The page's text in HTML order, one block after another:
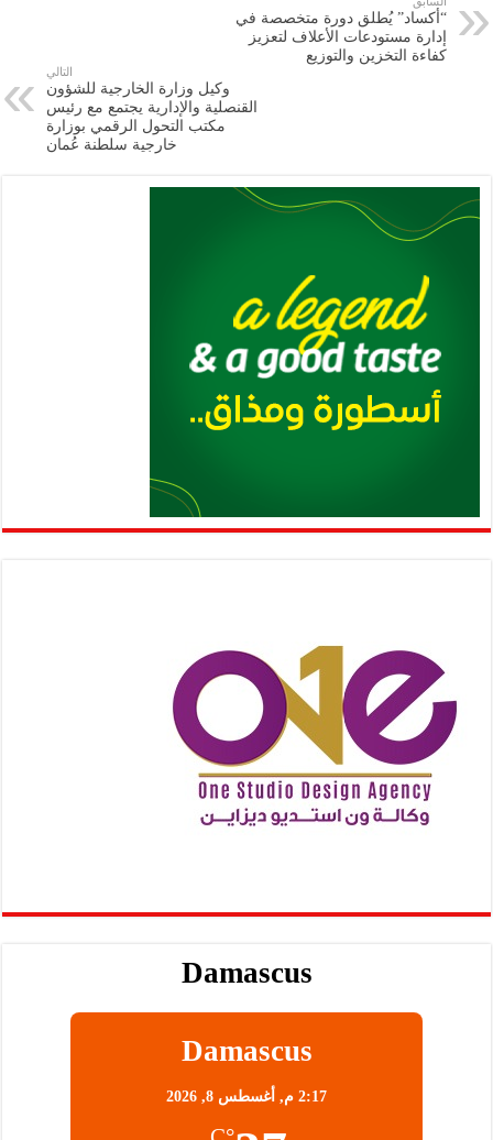
Li
n
k
A
p
“أكساد” يُطلق دورة متخصصة في
إدارة مستودعات الأعلاف لتعزيز
كفاءة التخزين والتوزيع
التالي
وكيل وزارة الخارجية للشؤون
القنصلية والإدارية يجتمع مع رئيس
مكتب التحول الرقمي بوزارة
خارجية سلطنة عُمان
Damascus
Damascus
2:17 م, أغسطس 8, 2026